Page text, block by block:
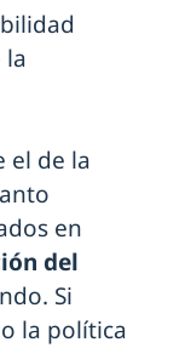
la
el de la
en
del
Si
la política